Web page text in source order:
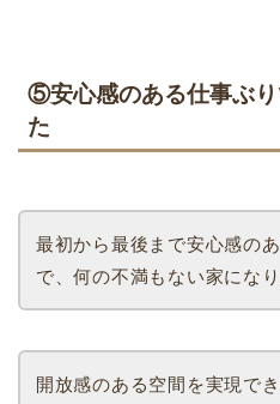
⑤安心感のある仕事ぶ
た
最初から最後まで安心感の
で、何の不満もない家になり
開放感のある空間を実現で